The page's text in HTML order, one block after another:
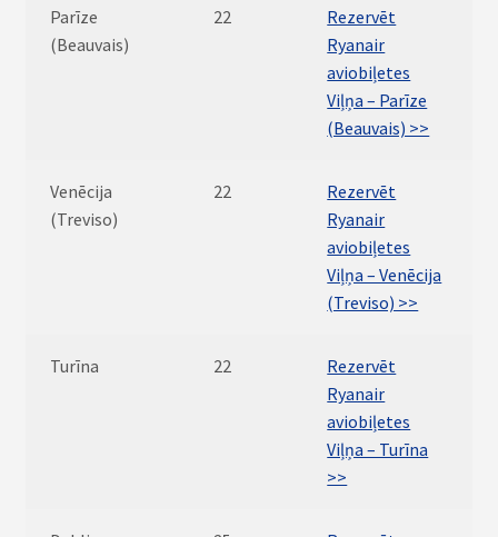
Parīze
(Beauvais)
22
Rezervēt
Ryanair
aviobiļetes
Viļņa – Parīze
(Beauvais) >>
Venēcija
(Treviso)
22
Rezervēt
Ryanair
aviobiļetes
Viļņa – Venēcija
(Treviso) >>
Turīna 22
Rezervēt
Ryanair
aviobiļetes
Viļņa – Turīna
>>